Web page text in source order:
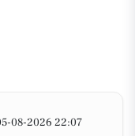
08-2026 22:07